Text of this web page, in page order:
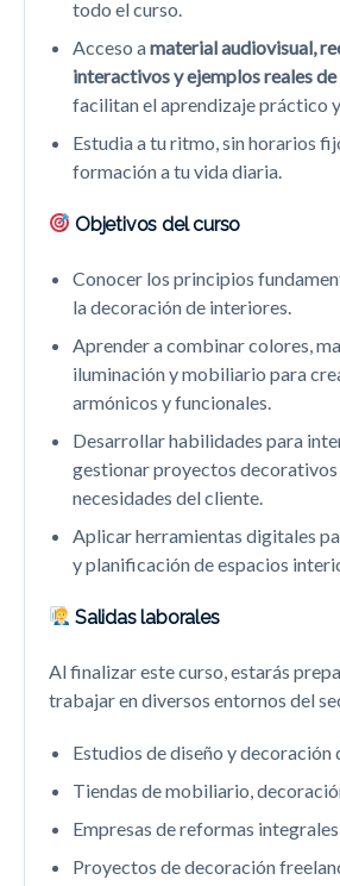
todo el curso.
Acceso amaterial audiovisual,
interactivos y ejemplos reales
facilitan el aprendizaje práctico y
Estudia a tu ritmo, sin horarios
formación a tu vida diaria.
Objetivos del curso
Conocer los principios
la decoración de interiores.
Aprender a combinar colores,
iluminación y mobiliario para
armónicos y funcionales.
Desarrollar habilidades para
gestionar proyectos decorativos
necesidades del cliente.
Aplicar herramientas digitales
y planificación de espacios
Salidas laborales
Al finalizar este curso, estarás
trabajar en diversos entornos del
Estudios de diseño y decoración
Tiendas de mobiliario,
Empresas de reformas
Proyectos de decoración